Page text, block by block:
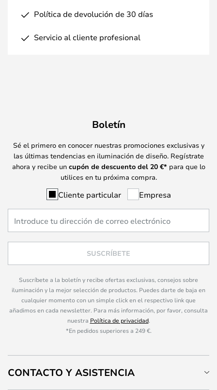
Política de devolución de 30 días
Servicio al cliente profesional
Boletín
Sé el primero en conocer nuestras promociones exclusivas y
las últimas tendencias en iluminación de diseño. Regístrate
ahora y recibe un cupón de descuento del 20 €* para que lo
utilices en tu próxima compra.
Cliente particular Empresa
SUSCRÍBETE
Suscríbete a la boletín y recibe ofertas exclusivas, consejos sobre
iluminación y la mejor selección de productos. Puedes darte de baja en
cualquier momento con un simple click en el respectivo link que
añadimos en cada newsletter. Para más información, por favor, consulta
nuestra Política de privacidad.
*En pedidos superiores a 249 €.
CONTACTO Y ASISTENCIA